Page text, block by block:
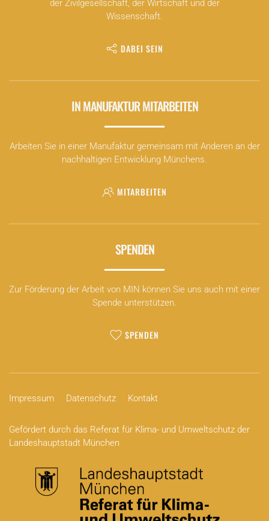
der Zivilgesellschaft, der Wirtschaft und der
Wissenschaft.
DABEI SEIN
IN MANUFAKTUR MITARBEITEN
Arbeiten Sie in einer Manufaktur gemeinsam mit Anderen an der
nachhaltigen Entwicklung Münchens.
MITARBEITEN
SPENDEN
Zur Förderung der Arbeit von MIN können Sie uns auch mit einer
Spende unterstützen.
SPENDEN
Impressum Datenschutz Kontakt
Gefördert durch das Referat für Klima- und Umweltschutz der
Landeshauptstadt München